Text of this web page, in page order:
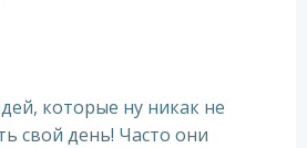
которые ну никак не
свой день! Часто они